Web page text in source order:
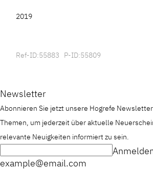
2019
Ref-ID:55883 P-ID:55809
Newsletter
Abonnieren Sie jetzt unsere Hogrefe
Themen, um jederzeit über aktuelle
relevante Neuigkeiten informiert zu sein.
example@email.com